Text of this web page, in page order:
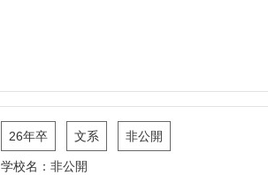
26年卒 文系 非公開
学校名：非公開